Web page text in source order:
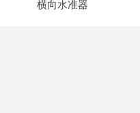
横向水准器